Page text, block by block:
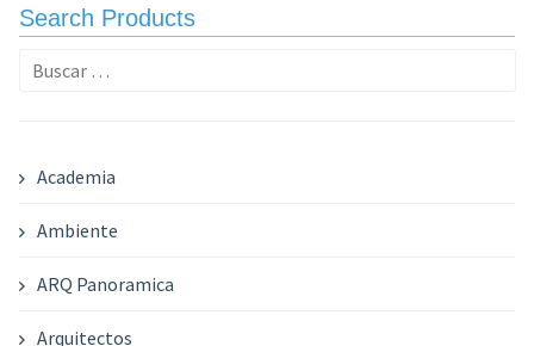
Search Products
Buscar:
Academia
Ambiente
ARQ Panoramica
Arquitectos